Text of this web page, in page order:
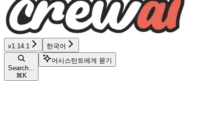
v1.14.1 한국어
Search...
⌘ K
어시스턴트에게 묻기